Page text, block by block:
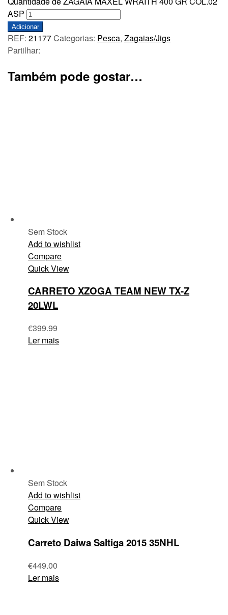
ASP
Adicionar
REF: 21177Categorias: Pesca, Zagaias/Jigs
Partilhar:
Também pode gostar…
Sem Stock
Add to wishlist
Compare
Quick View
CARRETO XZOGA TEAM NEW TX-Z
20LWL
€399.99
Ler mais
Sem Stock
Add to wishlist
Compare
Quick View
Carreto Daiwa Saltiga 2015 35NHL
€449.00
Ler mais